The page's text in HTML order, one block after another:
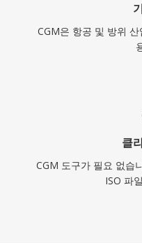
CGM은 항공 및 방위
클
CGM 도구가 필요 없
ISO 파